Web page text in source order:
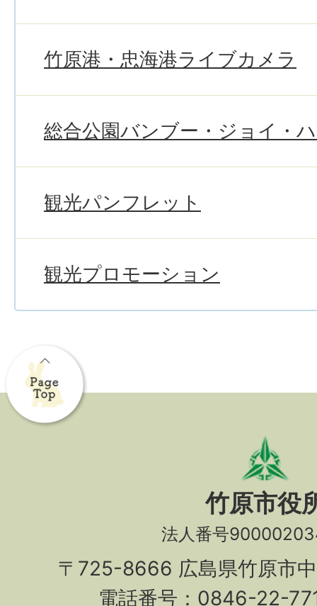
竹原港・忠海港ライブカメラ
総合公園バンブー・ジョイ・
観光パンフレット
観光プロモーション
竹原市役
法人番号
〒725-8666 広島県竹原市
電話番号：0846-22-